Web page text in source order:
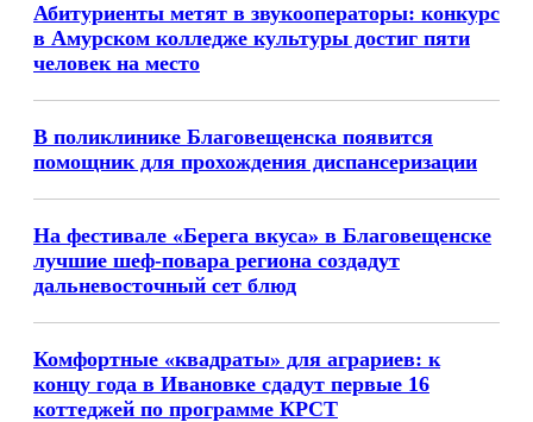
Абитуриенты метят в звукооператоры: конкурс
в Амурском колледже культуры достиг пяти
человек на место
В поликлинике Благовещенска появится
помощник для прохождения диспансеризации
На фестивале «Берега вкуса» в Благовещенске
лучшие шеф-повара региона создадут
дальневосточный сет блюд
Комфортные «квадраты» для аграриев: к
концу года в Ивановке сдадут первые 16
коттеджей по программе КРСТ